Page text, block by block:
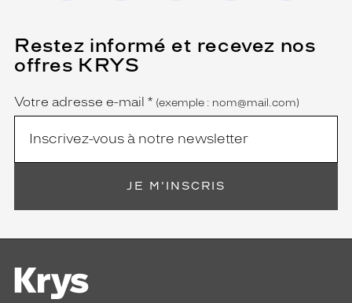
Restez informé et recevez nos
offres KRYS
Name
Votre adresse e-mail *
(Ce
champ
est
obligatoire)
(exemple : nom@mail.com)
JE M'INSCRIS